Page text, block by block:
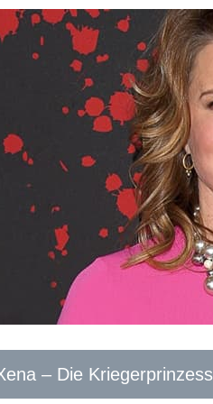
Xena – Die